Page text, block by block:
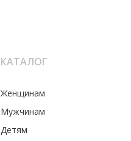
КАТАЛОГ
Женщинам
Мужчинам
Детям